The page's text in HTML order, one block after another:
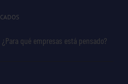
qué empresas está pensado?